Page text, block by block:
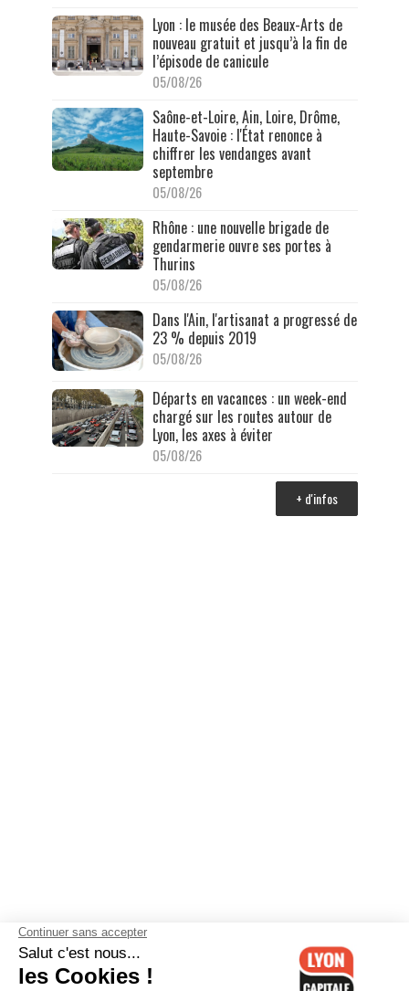
Lyon : le musée des Beaux-Arts de
nouveau gratuit et jusqu’à la fin de
l’épisode de canicule
05/08/26
Saône-et-Loire, Ain, Loire, Drôme,
Haute-Savoie : l'État renonce à
chiffrer les vendanges avant
septembre
05/08/26
Rhône : une nouvelle brigade de
gendarmerie ouvre ses portes à
Thurins
05/08/26
Dans l'Ain, l'artisanat a progressé de
23 % depuis 2019
05/08/26
Départs en vacances : un week-end
chargé sur les routes autour de
Lyon, les axes à éviter
05/08/26
+ d'infos